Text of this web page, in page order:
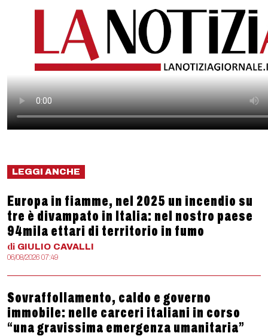
LEGGI ANCHE
Europa in fiamme, nel 2025 un incendio su
tre è divampato in Italia: nel nostro paese
94mila ettari di territorio in fumo
di GIULIO CAVALLI
06/08/2026 07:49
Sovraffollamento, caldo e governo
immobile: nelle carceri italiani in corso
“una gravissima emergenza umanitaria”